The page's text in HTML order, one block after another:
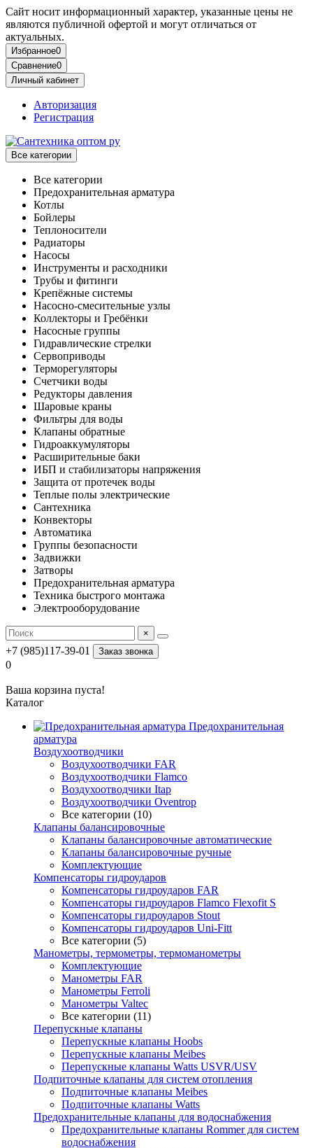
Сайт носит информационный характер, указанные цены не
являются публичной офертой и могут отличаться от
актуальных.
Избранное0
Сравнение0
Личный кабинет
Авторизация
Регистрация
Все категории
Все категории
Предохранительная арматура
Котлы
Бойлеры
Теплоносители
Радиаторы
Насосы
Инструменты и расходники
Трубы и фитинги
Крепёжные системы
Насосно-смесительные узлы
Коллекторы и Гребёнки
Насосные группы
Гидравлические стрелки
Сервоприводы
Терморегуляторы
Счетчики воды
Редукторы давления
Шаровые краны
Фильтры для воды
Клапаны обратные
Гидроаккумуляторы
Расширительные баки
ИБП и стабилизаторы напряжения
Защита от протечек воды
Теплые полы электрические
Сантехника
Конвекторы
Автоматика
Группы безопасности
Задвижки
Затворы
Предохранительная арматура
Техника быстрого монтажа
Электрооборудование
×
+7 (985)117-39-01 Заказ звонка
0
Ваша корзина пуста!
Каталог
Предохранительная
арматура
Воздухоотводчики
Воздухоотводчики FAR
Воздухоотводчики Flamco
Воздухоотводчики Itap
Воздухоотводчики Oventrop
Все категории (10)
Клапаны балансировочные
Клапаны балансировочные автоматические
Клапаны балансировочные ручные
Комплектующие
Компенсаторы гидроударов
Компенсаторы гидроударов FAR
Компенсаторы гидроударов Flamco Flexofit S
Компенсаторы гидроударов Stout
Компенсаторы гидроударов Uni-Fitt
Все категории (5)
Манометры, термометры, термоманометры
Комплектующие
Манометры FAR
Манометры Ferroli
Манометры Valtec
Все категории (11)
Перепускные клапаны
Перепускные клапаны Hoobs
Перепускные клапаны Meibes
Перепускные клапаны Watts USVR/USV
Подпиточные клапаны для систем отопления
Подпиточные клапаны Meibes
Подпиточные клапаны Watts
Предохранительные клапаны для водоснабжения
Предохранительные клапаны Rommer для систем
водоснабжения